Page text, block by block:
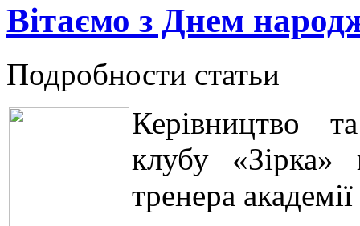
Вітаємо з Днем
Подробности статьи
Керівництво
клубу «Зірка»
тренера